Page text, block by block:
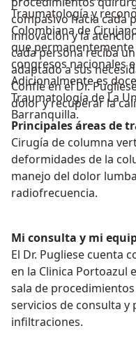
compasivo hacia cada
innovación y la
cada persona reciba
adaptado a sus
Confíe en el Dr.
dolor y recuperar la
Traumatología y
Colombiana de
que
congresos nacionales
Adicionalmente es
Traumatología de La
Barranquilla.
Principales áreas de
Cirugía de columna
deformidades de la
manejo del dolor
radiofrecuencia.
Mi consulta y mi
El Dr. Pugliese cuenta
en la Clinica Portoazul
sala de
servicios de consulta
infiltraciones.